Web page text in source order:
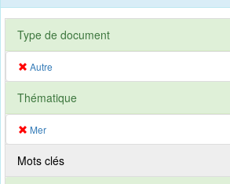
Type de document
Autre
Thématique
Mer
Mots clés